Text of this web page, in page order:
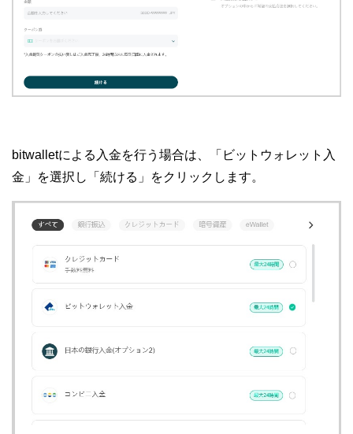
bitwalletによる入金を行う場合は、「ビットウォレット入
金」を選択し「続ける」をクリックします。